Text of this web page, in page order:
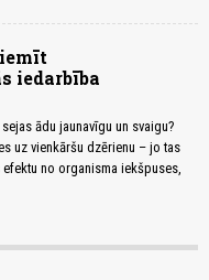
iedarbība
ādu jaunavīgu un svaigu?
uz vienkāršu dzērienu – jo tas
no organisma iekšpuses,